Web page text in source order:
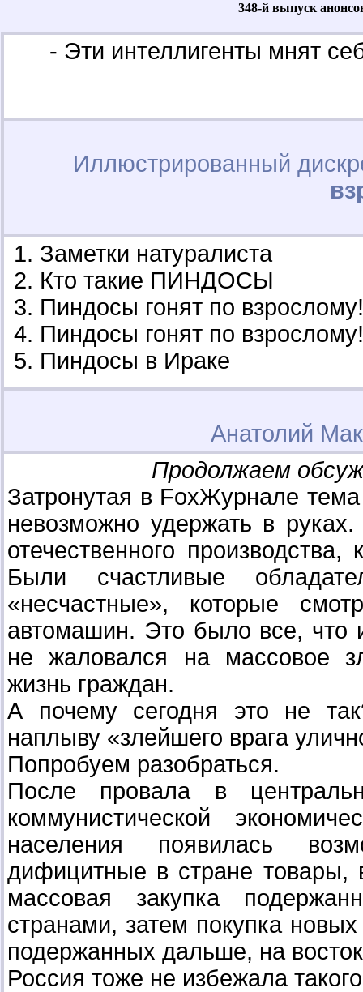
348-й выпуск
- Эти интеллигенты мнят
Иллюстрированный
Заметки натуралиста
Кто такие ПИНДОСЫ
Пиндосы гонят по взрослому!
Пиндосы гонят по
Пиндосы в Ираке
Анатолий
Продолжаем
Затронутая в FoxЖурнале
невозможно удержать в
отечественного
Были счастливые
«несчастные», которые
автомашин. Это было все, что
не жаловался на массовое
жизнь граждан.
А почему сегодня это не
наплыву «злейшего врага
Попробуем разобраться.
После провала в
коммунистической
населения появилась
дифицитные в стране
массовая закупка
странами, затем покупка
подержанных дальше, на
Россия тоже не избежала